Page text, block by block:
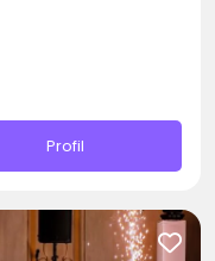
Profil